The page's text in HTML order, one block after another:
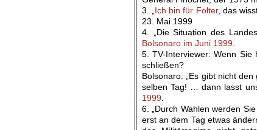
3. „Ich bin für Folter, das
23. Mai 1999
4. „Die Situation des
Bolsonaro im Juni 1999.
5. TV-Interviewer: Wenn
schließen?
Bolsonaro: „Es gibt nicht
selben Tag! … dann lasst
1999.
6. „Durch Wahlen werden
erst an dem Tag etwas